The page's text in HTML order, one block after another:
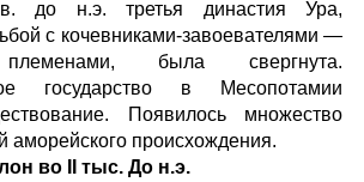
до н.э. третья династия Ура,
с кочевниками-завоевателями —
была свергнута.
государство в Месопотамии
Появилось множество
аморейского происхождения.
во II тыс. До н.э.